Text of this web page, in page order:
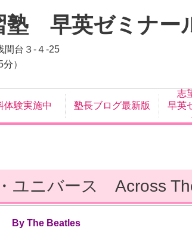
塾 早英ゼミナー
台３-４-25
）
体験実施中 塾長ブログ最新版
志
早英
ユニバース Across
By The Beatles